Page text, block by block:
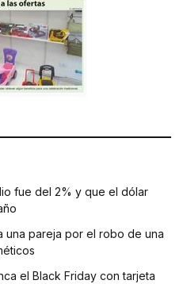
fue del 2% y que el dólar
una pareja por el robo de una
el Black Friday con tarjeta